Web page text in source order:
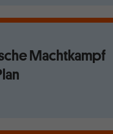
Machtkampf